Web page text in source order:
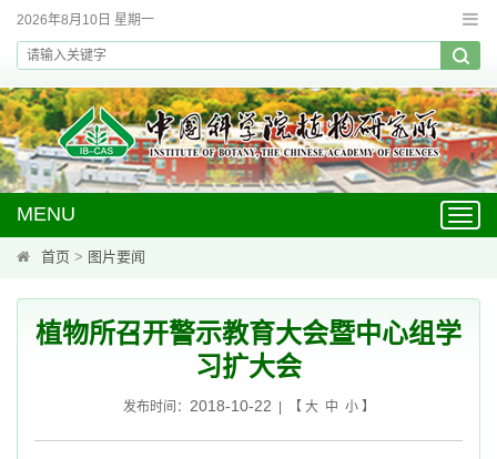
2026年8月10日 星期一
MENU
首页 > 图片要闻
植物所召开警示教育大会暨中心组学
习扩大会
发布时间： 2018-10-22 | 【 大 中 小】